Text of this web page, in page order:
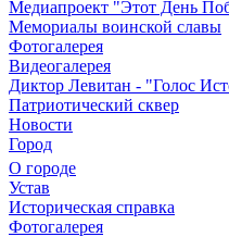
Медиапроект "Этот День
Мемориалы воинской славы
Фотогалерея
Видеогалерея
Диктор Левитан - "Голос
Патриотический сквер
Новости
Город
О городе
Устав
Историческая справка
Фотогалерея